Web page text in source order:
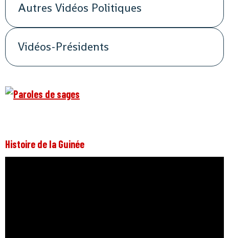
Autres Vidéos Politiques
Vidéos-Présidents
Histoire de la Guinée